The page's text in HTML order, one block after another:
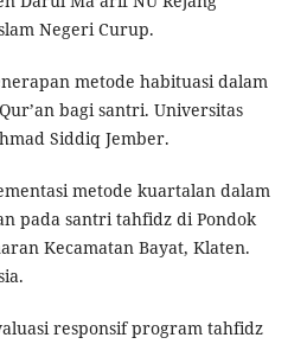
Negeri Curup.
metode habituasi dalam
bagi santri. Universitas
Siddiq Jember.
metode kuartalan dalam
pada santri tahfidz di Pondok
Kecamatan Bayat, Klaten.
responsif program tahfidz